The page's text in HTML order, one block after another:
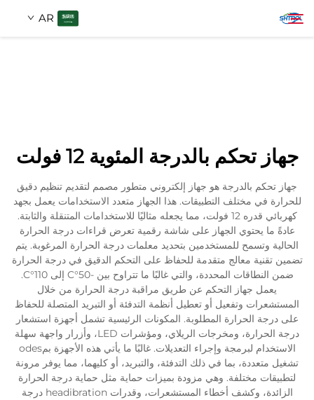
AR
اتصل بنا
جهاز تحكم بالدرجة المئوية 12 فولت
جهاز تحكم بالدرجة هو جهاز إلكتروني متطور مصمم لتقديم تنظيم دقيق
للحرارة في مختلف التطبيقات. هذا الجهاز متعدد الاستخدامات يعمل بجهد
كهربائي قدره 12 فولت، مما يجعله مثاليًا للاستخدامات المتنقلة والثابتة.
عادةً ما يحتوي الجهاز على شاشة رقمية تعرض قراءات درجة الحرارة
الحالية وتسمح للمستخدمين بتحديد معلمات درجة الحرارة المرغوبة. يتم
تضمين تقنية معالج متقدمة للحفاظ على التحكم الدقيق في درجة الحرارة
ضمن النطاقات المحددة، والتي غالبًا ما تتراوح بين -50°C إلى 110°C.
يعمل جهاز التحكم عن طريق مراقبة درجة الحرارة من خلال
المستشعرات وتفعيل أو تعطيل أنظمة التدفئة أو التبريد المتصلة للحفاظ
على درجة الحرارة المطلوبة. المكونات الرئيسية تشمل أجهزة استشعار
درجة الحرارة، ومخرجات الريلاي، ومؤشرات LED، وأزرار واجهة سهلة
الاستخدام لبرمجة وإجراء التعديلات. غالبًا ما يأتي هذه الأجهزة بمodes
تشغيل متعددة، بما في ذلك التدفئة، والتبريد، أو كليهما، مما يوفر مرونة
لتطبيقات مختلفة. وهي مزودة بميزات حماية مثل حماية درجة الحرارة
الزائدة، وكشف أخطاء المستشعرات، وقدرات headibration درجة